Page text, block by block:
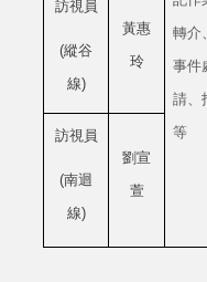
轉介
事件
請、
等
訪視員
(縱谷
線)
黃惠
玲
訪視員
(南迴
線)
劉宣
萱